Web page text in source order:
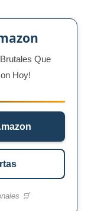
Que
Hoy!
🛒